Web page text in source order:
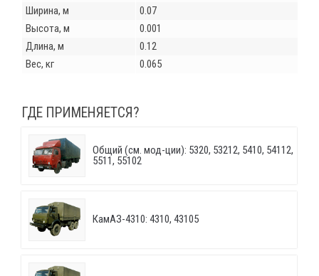
Ширина, м
0.07
Высота, м
0.001
Длина, м
0.12
Вес, кг
0.065
ГДЕ ПРИМЕНЯЕТСЯ?
Общий (см. мод-ции): 5320, 53212, 5410, 54112,
5511, 55102
КамАЗ-4310: 4310, 43105